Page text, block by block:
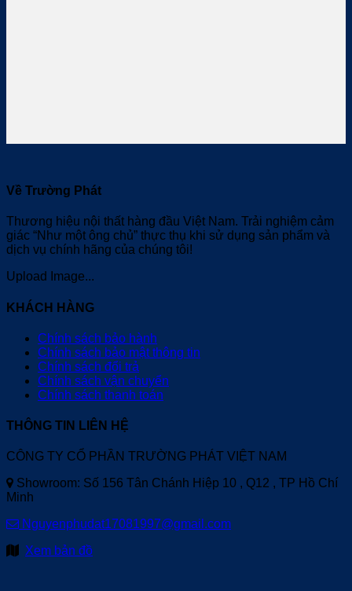
Về Trường Phát
Thương hiệu nội thất hàng đầu Việt Nam. Trải nghiệm cảm
giác “Như một ông chủ” thực thụ khi sử dụng sản phẩm và
dịch vụ chính hãng của chúng tôi!
Upload Image...
KHÁCH HÀNG
Chính sách bảo hành
Chính sách bảo mật thông tin
Chính sách đổi trả
Chính sách vận chuyển
Chính sách thanh toán
THÔNG TIN LIÊN HỆ
CÔNG TY CỔ PHẦN TRƯỜNG PHÁT VIỆT NAM
Showroom: Số 156 Tân Chánh Hiệp 10 , Q12 , TP Hồ Chí
Minh
Nguyenphudat17081997@gmail.com
Xem bản đồ